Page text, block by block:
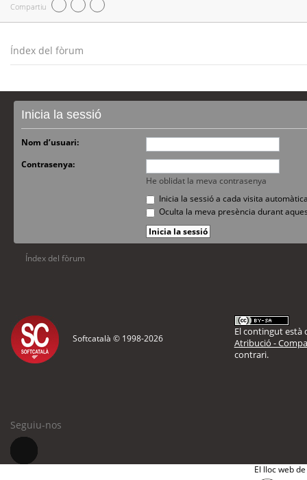
Compartiu
Índex del fòrum
Inicia la sessió
Nom d’usuari:
Contrasenya:
He oblidat la meva contrasenya
Inicia la sessió a cada visita
Oculta la meva presència durant
Índex del fòrum
Softcatalà © 1998-2026
El contingut està
Atribució -
contrari.
Seguiu-nos
El lloc web